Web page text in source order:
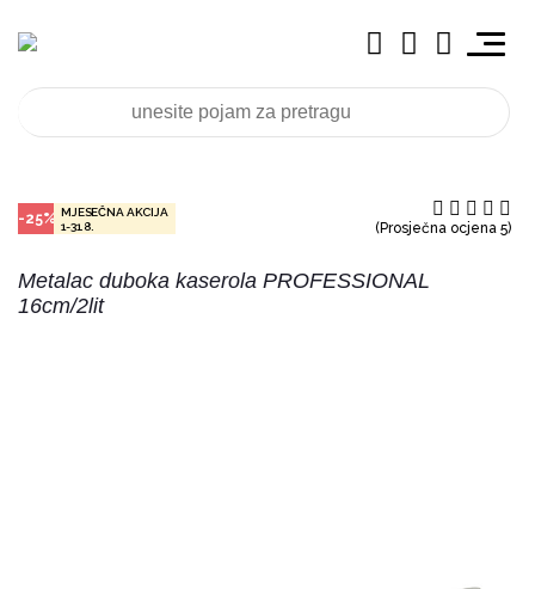
Metalac duboka kaserola PROFESSIONAL
16cm/2lit
(Prosječna ocjena 5)
-25% MJESEČNA AKCIJA
1-31.8.